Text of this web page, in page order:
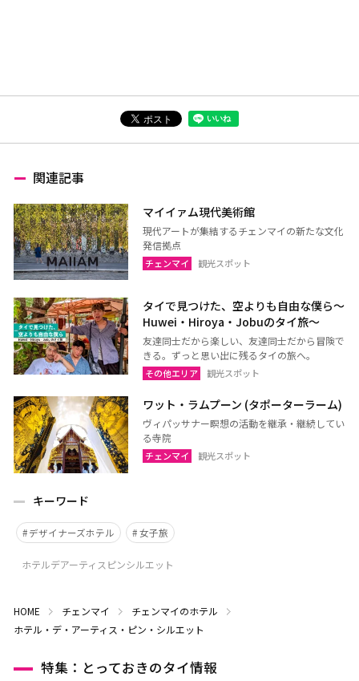
関連記事
マイイァム現代美術館
現代アートが集結するチェンマイの新たな文化
発信拠点
チェンマイ 観光スポット
タイで見つけた、空よりも自由な僕ら～
Huwei・Hiroya・Jobuのタイ旅～
友達同士だから楽しい、友達同士だから冒険で
きる。ずっと思い出に残るタイの旅へ。
その他エリア 観光スポット
ワット・ラムプーン (タポーターラーム)
ヴィパッサナー瞑想の活動を継承・継続してい
る寺院
チェンマイ 観光スポット
キーワード
デザイナーズホテル 女子旅
ホテルデアーティスピンシルエット
HOME チェンマイ
チェンマイのホテル
ホテル・デ・アーティス・ピン・シルエット
特集：とっておきのタイ情報